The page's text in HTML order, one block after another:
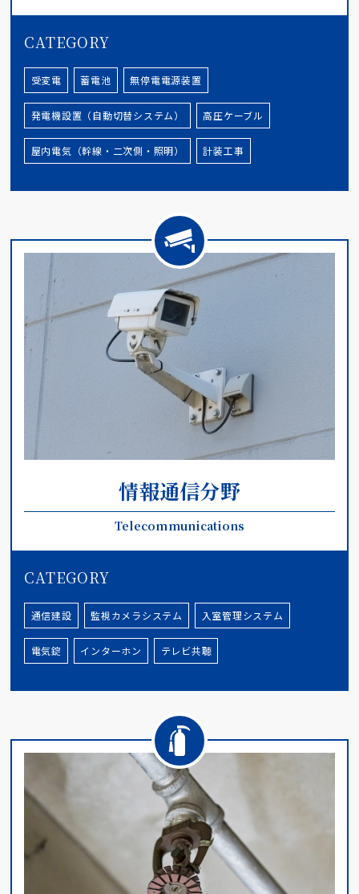
CATEGORY
受変電 蓄電池 無停電電源装置
発電機設置（自動切替システム） 高圧ケーブル
屋内電気（幹線・二次側・照明） 計装工事
情報通信分野
Telecommunications
CATEGORY
通信建設 監視カメラシステム 入室管理システム
電気錠 インターホン テレビ共聴